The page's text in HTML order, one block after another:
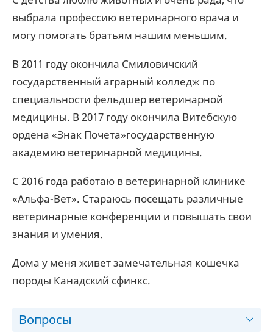
выбрала профессию ветеринарного врача и
могу помогать братьям нашим меньшим.
В 2011 году окончила Смиловичский
государственный аграрный колледж по
специальности фельдшер ветеринарной
медицины. В 2017 году окончила Витебскую
ордена «Знак Почета»государственную
академию ветеринарной медицины.
С 2016 года работаю в ветеринарной клинике
«Альфа-Вет». Стараюсь посещать различные
ветеринарные конференции и повышать свои
знания и умения.
Дома у меня живет замечательная кошечка
породы Канадский сфинкс.
Вопросы